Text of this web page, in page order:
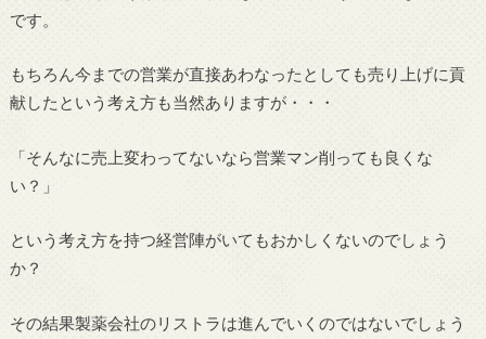
です。
もちろん今までの営業が直接あわなったとしても売り上げに貢
献したという考え方も当然ありますが・・・
「そんなに売上変わってないなら営業マン削っても良くな
い？」
という考え方を持つ経営陣がいてもおかしくないのでしょう
か？
その結果製薬会社のリストラは進んでいくのではないでしょう